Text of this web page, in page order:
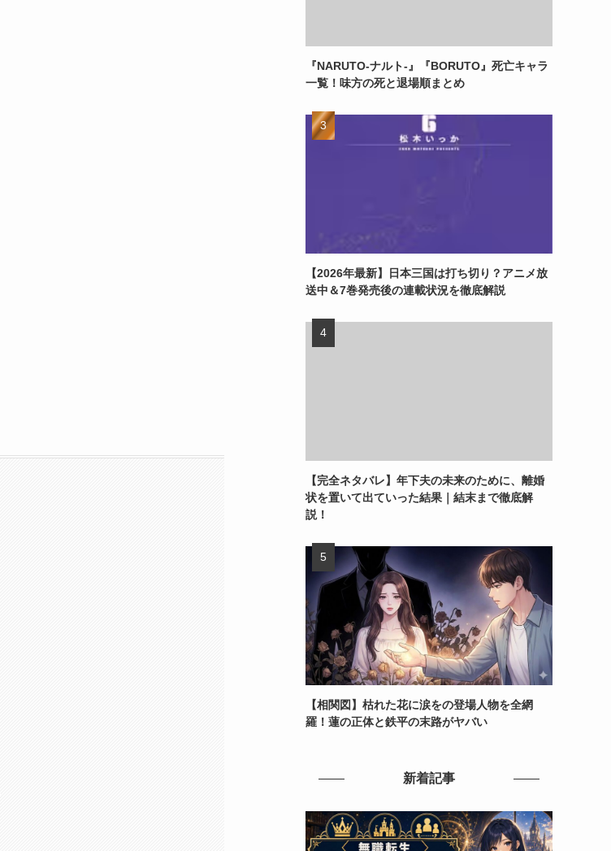
『NARUTO-ナルト-』『BORUTO』死亡キャラ
一覧！味方の死と退場順まとめ
【2026年最新】日本三国は打ち切り？アニメ放
送中＆7巻発売後の連載状況を徹底解説
【完全ネタバレ】年下夫の未来のために、離婚
状を置いて出ていった結果｜結末まで徹底解
説！
【相関図】枯れた花に涙をの登場人物を全網
羅！蓮の正体と鉄平の末路がヤバい
新着記事